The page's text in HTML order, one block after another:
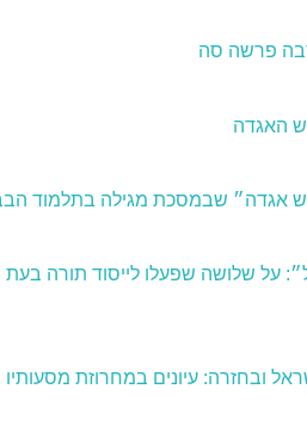
רבה פרשה סה
האגדה
אגדה״ שבמסכת מגילה בתלמוד
על שלושה שפעלו לייסוד תורה בעת
ובחזרה: עיונים במחרוזת